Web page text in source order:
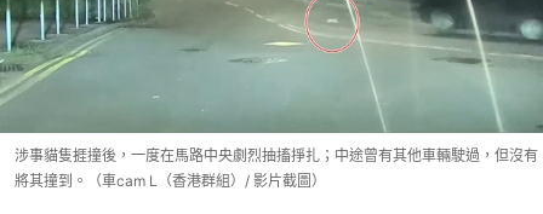
涉事貓隻捱撞後，一度在馬路中央劇烈抽搐掙扎；中途曾有其他車輛駛過，但沒有
將其撞到。（車cam L（香港群組）/ 影片截圖）